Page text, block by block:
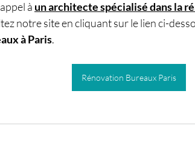
à un architecte spécialisé dans la
notre site en cliquant sur le lien ci-
à Paris.
Rénovation Bureaux Paris